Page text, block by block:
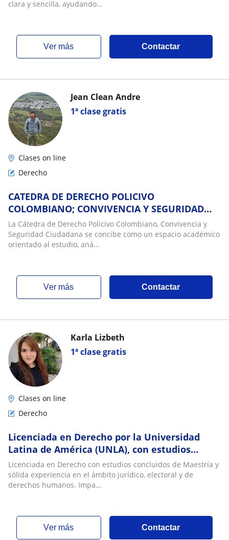
clara y sencilla, ayudando...
ver más Contactar
1ª clase gratis
Jean Clean Andre
Clases on line
Derecho
CATEDRA DE DERECHO POLICIVO
COLOMBIANO; CONVIVENCIA Y SEGURIDAD
CIUDADANA
La Cátedra de Derecho Policivo Colombiano, Convivencia y
Seguridad Ciudadana se concibe como un espacio académico
orientado al estudio, aná...
ver más Contactar
1ª clase gratis
Karla Lizbeth
Clases on line
Derecho
Licenciada en Derecho por la Universidad
Latina de América (UNLA), con estudios
concluidos de Maestría en Derecho
Constitucional
Licenciada en Derecho con estudios concluidos de Maestría y
sólida experiencia en el ámbito jurídico, electoral y de
derechos humanos. Impa...
ver más Contactar